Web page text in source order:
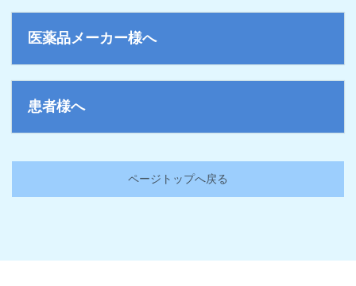
医薬品メーカー様へ
患者様へ
ページトップへ戻る